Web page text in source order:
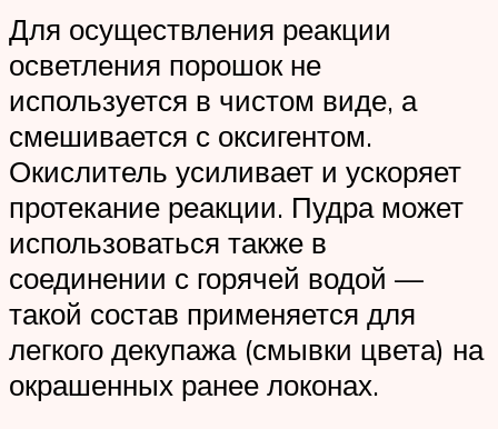
Для осуществления реакции
осветления порошок не
используется в чистом виде, а
смешивается с оксигентом.
Окислитель усиливает и ускоряет
протекание реакции. Пудра может
использоваться также в
соединении с горячей водой —
такой состав применяется для
легкого декупажа (смывки цвета) на
окрашенных ранее локонах.